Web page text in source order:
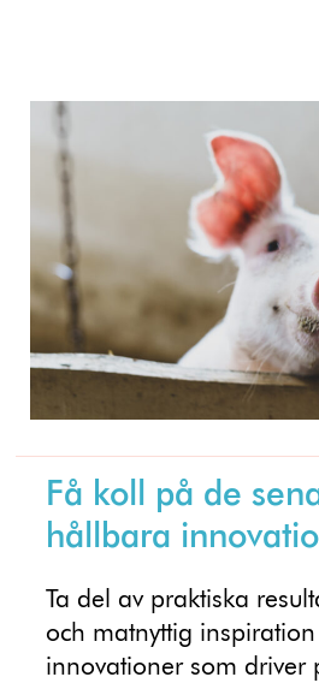
Få koll på de
hållbara
Ta del av praktiska
och matnyttig
innovationer som driver